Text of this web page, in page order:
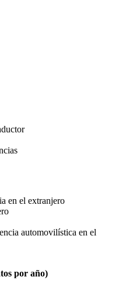
en el extranjero
automovilística en el
por año)